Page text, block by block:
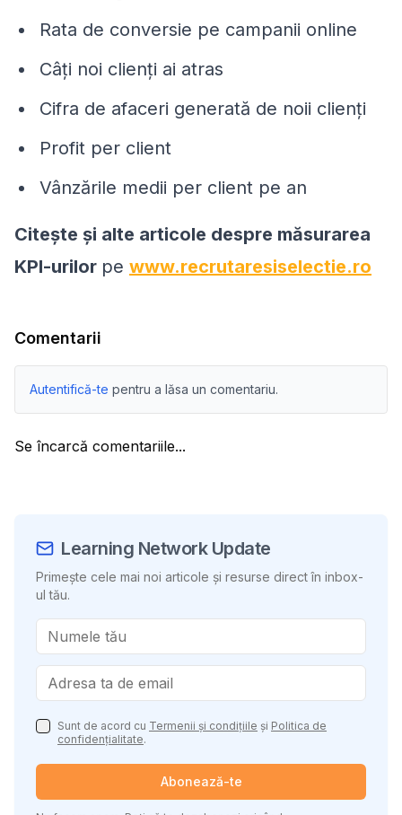
Rata de conversie pe campanii online
Câți noi clienți ai atras
Cifra de afaceri generată de noii clienți
Profit per client
Vânzările medii per client pe an
Citește și alte articole despre măsurarea
KPI-urilor pe www.recrutaresiselectie.ro
Comentarii
Autentifică-te pentru a lăsa un comentariu.
Se încarcă comentariile...
Learning Network Update
Primește cele mai noi articole și resurse direct în inbox-
ul tău.
Sunt de acord cu Termenii și condițiile și Politica de
confidențialitate.
Abonează-te